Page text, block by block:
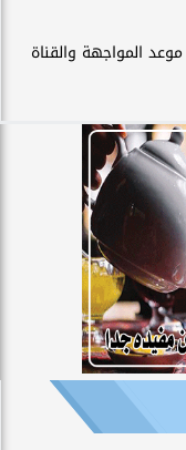
المواجهة والقناة